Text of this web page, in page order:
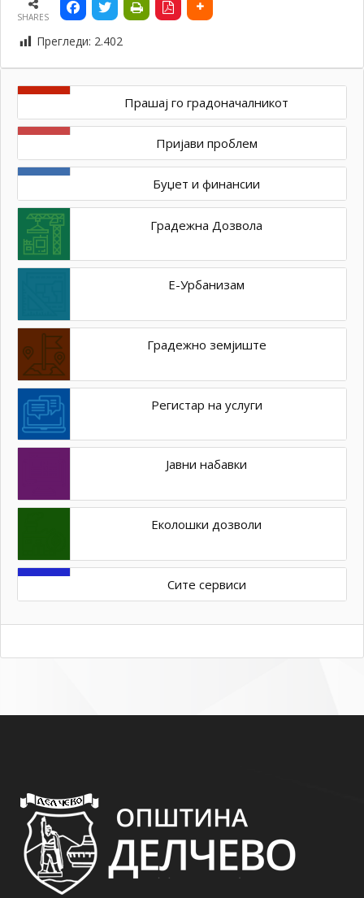
SHARES
Прегледи: 2.402
Прашај го градоначалникот
Пријави проблем
Буџет и финансии
Градежна Дозвола
Е-Урбанизам
Градежно земјиште
Регистар на услуги
Јавни набавки
Еколошки дозволи
Сите сервиси